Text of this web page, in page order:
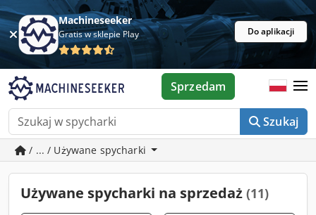
Machineseeker
Gratis w sklepie Play Do aplikacji
Szukaj
Sprzedam
/ ... / Używane spycharki
Używane spycharki na sprzedaż (11)